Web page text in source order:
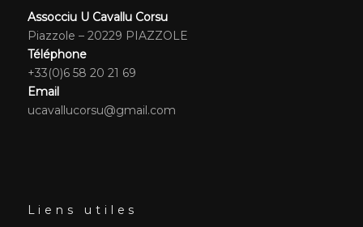
Assocciu U Cavallu Corsu
Piazzole – 20229 PIAZZOLE
Téléphone
+33(0)6 58 20 21 69
Email
ucavallucorsu@gmail.com
Liens utiles